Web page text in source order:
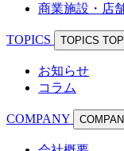
商業施設・店
TOPICS TOPICS
お知らせ
コラム
COMPANY